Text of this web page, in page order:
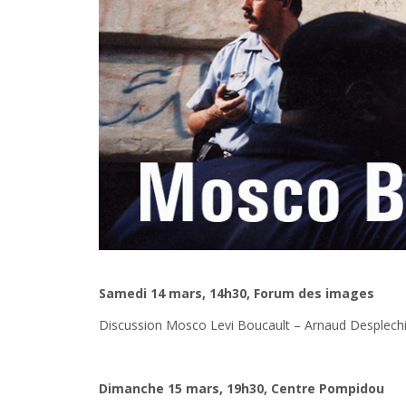
Samedi 14 mars, 14h30, Forum des images
Discussion Mosco Levi Boucault – Arnaud
Dimanche 15 mars, 19h30, Centre Pompidou